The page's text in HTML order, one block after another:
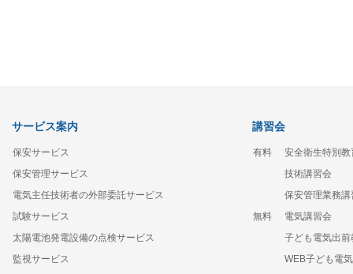
サービス案内
保安サービス
保安管理サービス
電気主任技術者の外部委託サービス
試験サービス
太陽電池発電設備の点検サービス
監視サービス
講習会
有料
安全衛生特別教
技術講習会
保安管理業務
無料
電気講習会
子ども電気出前
WEB子ども電